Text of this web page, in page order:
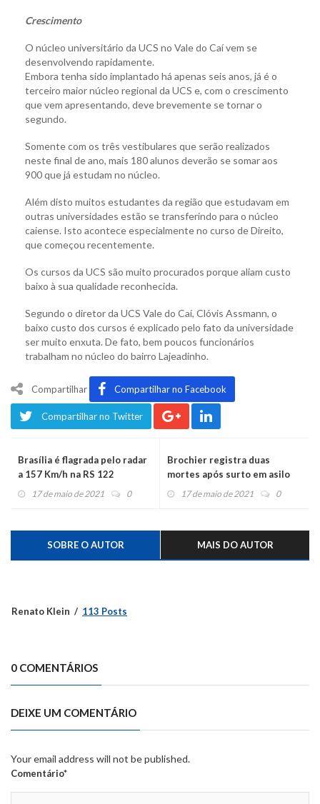
Crescimento
O núcleo universitário da UCS no Vale do Caí vem se
desenvolvendo rapidamente.
Embora tenha sido implantado há apenas seis anos, já é o
terceiro maior núcleo regional da UCS e, com o crescimento
que vem apresentando, deve brevemente se tornar o
segundo.
Somente com os três vestibulares que serão realizados
neste final de ano, mais 180 alunos deverão se somar aos
900 que já estudam no núcleo.
Além disto muitos estudantes da região que estudavam em
outras universidades estão se transferindo para o núcleo
caiense. Isto acontece especialmente no curso de Direito,
que começou recentemente.
Os cursos da UCS são muito procurados porque aliam custo
baixo à sua qualidade reconhecida.
Segundo o diretor da UCS Vale do Caí, Clóvis Assmann, o
baixo custo dos cursos é explicado pelo fato da universidade
ser muito enxuta. De fato, bem poucos funcionários
trabalham no núcleo do bairro Lajeadinho.
Compartilhar Compartilhar no Facebook
Compartilhar no Twitter
Brasília é flagrada pelo radar
a 157 Km/h na RS 122
17 de maio de 2021 0
Brochier registra duas
mortes após surto em asilo
17 de maio de 2021 0
SOBRE O AUTOR MAIS DO AUTOR
Renato Klein 113 Posts
0 COMENTÁRIOS
DEIXE UM COMENTÁRIO
Your email address will not be published.
Comentário*